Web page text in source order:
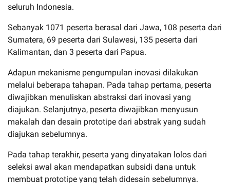
seluruh Indonesia.
Sebanyak 1071 peserta berasal dari Jawa, 108 peserta dari
Sumatera, 69 peserta dari Sulawesi, 135 peserta dari
Kalimantan, dan 3 peserta dari Papua.
Adapun mekanisme pengumpulan inovasi dilakukan
melalui beberapa tahapan. Pada tahap pertama, peserta
diwajibkan menuliskan abstraksi dari inovasi yang
diajukan. Selanjutnya, peserta diwajibkan menyusun
makalah dan desain prototipe dari abstrak yang sudah
diajukan sebelumnya.
Pada tahap terakhir, peserta yang dinyatakan lolos dari
seleksi awal akan mendapatkan subsidi dana untuk
membuat prototipe yang telah didesain sebelumnya.